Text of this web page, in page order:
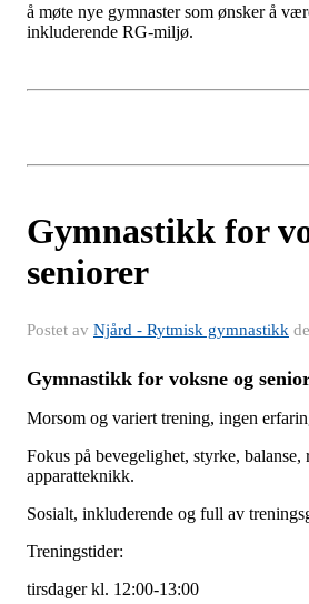
å møte nye gymnaster som ønsker å
inkluderende RG-miljø.
Gymnastikk for
seniorer
Postet av Njård - Rytmisk gymnastikk
Gymnastikk for voksne og
Morsom og variert trening, ingen
Fokus på bevegelighet, styrke, balanse,
apparatteknikk.
Sosialt, inkluderende og full av
Treningstider:
tirsdager kl. 12:00-13:00